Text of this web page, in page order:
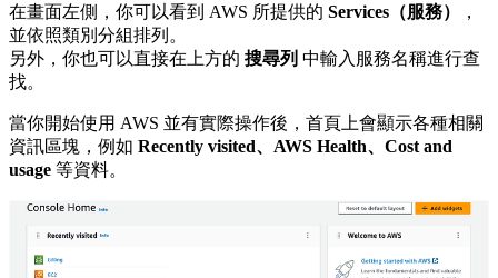
在畫面左側，你可以看到 AWS 所提供的 Services（服務）
，
並依照類別分組排列。
另外，你也可以直接在上方的 搜尋列 中輸入服務名稱進行查
找。
當你開始使用 AWS 並有實際操作後，首頁上會顯示各種相關
資訊區塊，例如 Recently visited、AWS Health、Cost and
usage 等資料。